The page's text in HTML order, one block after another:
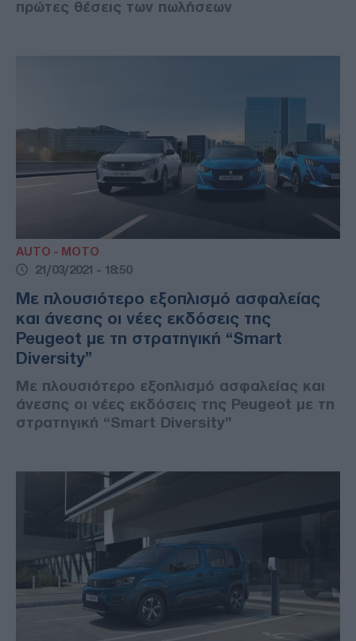
πρώτες θέσεις των πωλήσεων
AUTO - MOTO
21/03/2021 - 18:50
Με πλουσιότερο εξοπλισμό ασφαλείας
και άνεσης οι νέες εκδόσεις της
Peugeot με τη στρατηγική “Smart
Diversity”
Με πλουσιότερο εξοπλισμό ασφαλείας και
άνεσης οι νέες εκδόσεις της Peugeot με τη
στρατηγική “Smart Diversity”